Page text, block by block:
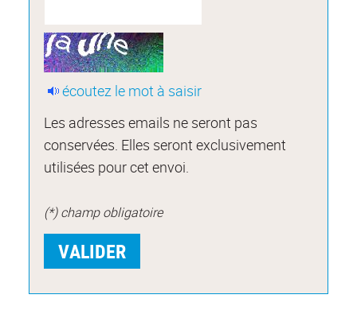
écoutez le mot à saisir
Les adresses emails ne seront pas
conservées. Elles seront exclusivement
utilisées pour cet envoi.
(*) champ obligatoire